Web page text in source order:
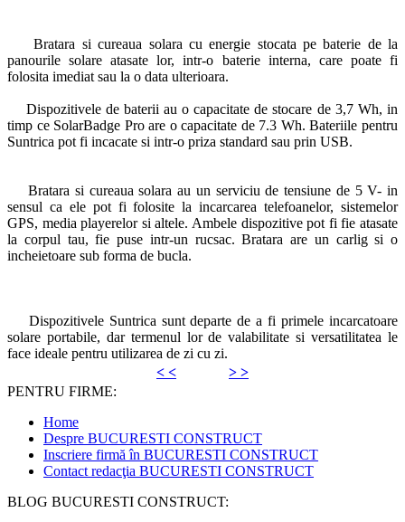
Bratara si cureaua solara cu energie stocata pe baterie de la
panourile solare atasate lor, intr-o baterie interna, care poate fi
folosita imediat sau la o data ulterioara.
Dispozitivele de baterii au o capacitate de stocare de 3,7 Wh, in
timp ce SolarBadge Pro are o capacitate de 7.3 Wh. Bateriile pentru
Suntrica pot fi incacate si intr-o priza standard sau prin USB.
Bratara si cureaua solara au un serviciu de tensiune de 5 V- in
sensul ca ele pot fi folosite la incarcarea telefoanelor, sistemelor
GPS, media playerelor si altele. Ambele dispozitive pot fi fie atasate
la corpul tau, fie puse intr-un rucsac. Bratara are un carlig si o
incheietoare sub forma de bucla.
Dispozitivele Suntrica sunt departe de a fi primele incarcatoare
solare portabile, dar termenul lor de valabilitate si versatilitatea le
face ideale pentru utilizarea de zi cu zi.
< <
> >
PENTRU FIRME:
Home
Despre BUCURESTI CONSTRUCT
Inscriere firmă în BUCURESTI CONSTRUCT
Contact redacţia BUCURESTI CONSTRUCT
BLOG BUCURESTI CONSTRUCT: